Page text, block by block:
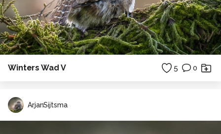
Winters Wad V 5 0
ArjanSijtsma